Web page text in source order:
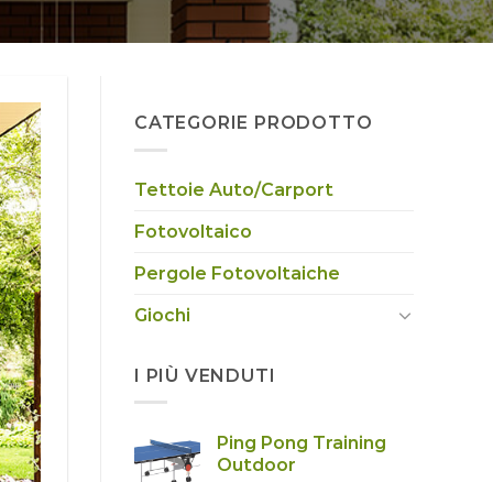
CATEGORIE PRODOTTO
Tettoie Auto/Carport
Fotovoltaico
Pergole Fotovoltaiche
Giochi
I PIÙ VENDUTI
Ping Pong Training
Outdoor